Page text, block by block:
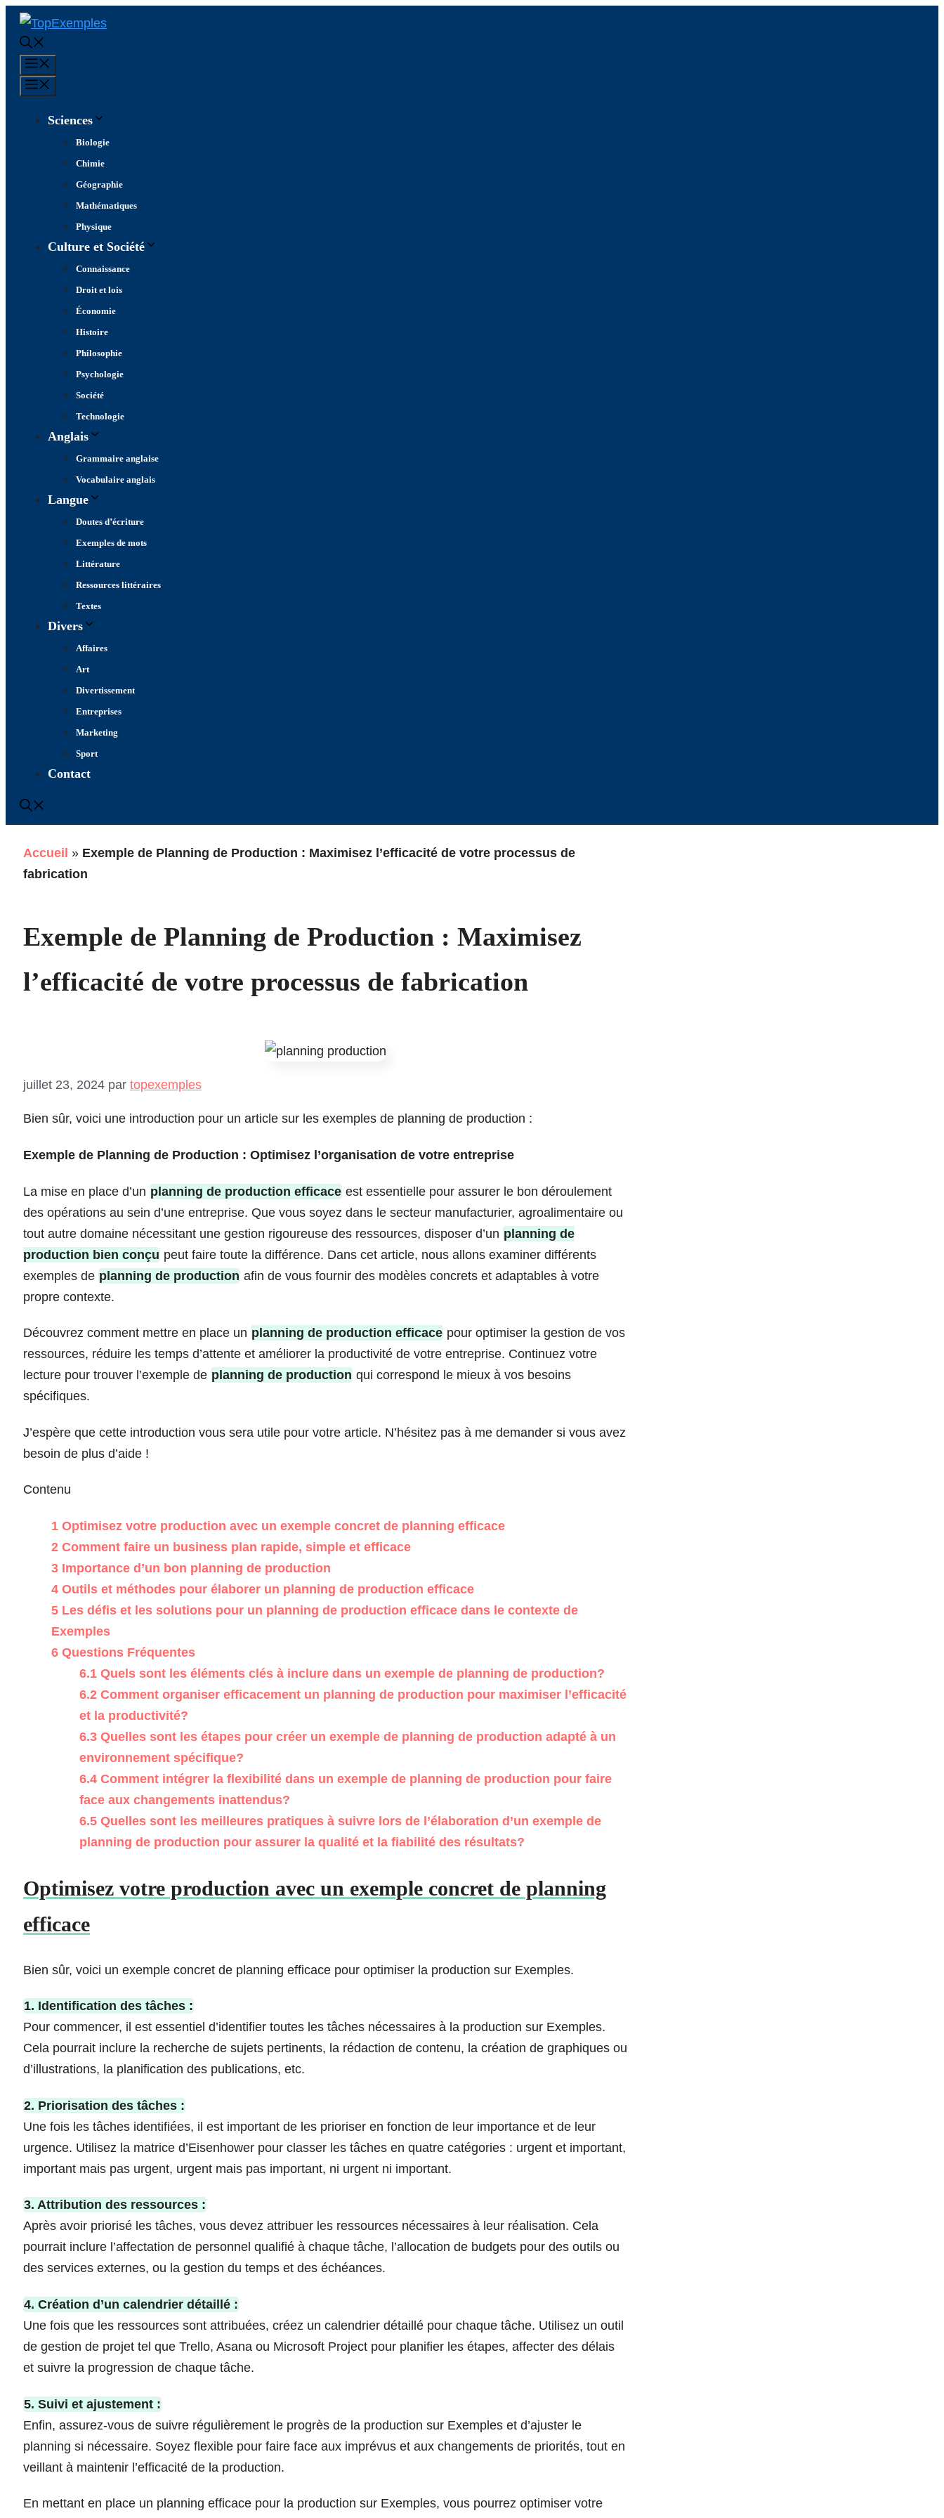
Aller
contenu
Sciences
Biologie
Chimie
Géographie
Mathématiques
Physique
Culture et Société
Connaissance
Droit et lois
Économie
Histoire
Philosophie
Psychologie
Société
Technologie
Anglais
Grammaire anglaise
Vocabulaire anglais
Langue
Doutes d’écriture
Exemples de mots
Littérature
Ressources littéraires
Textes
Divers
Affaires
Art
Divertissement
Entreprises
Marketing
Sport
Contact
Accueil » Exemple de Planning de Production : Maximisez l’efficacité de votre processus de
fabrication
Exemple de Planning de Production : Maximisez
l’efficacité de votre processus de fabrication
juillet 23, 2024 par topexemples
Bien sûr, voici une introduction pour un article sur les exemples de planning de production :
Exemple de Planning de Production : Optimisez l’organisation de votre entreprise
La mise en place d’un planning de production efficace est essentielle pour assurer le bon déroulement
des opérations au sein d’une entreprise. Que vous soyez dans le secteur manufacturier, agroalimentaire ou
tout autre domaine nécessitant une gestion rigoureuse des ressources, disposer d’un planning de
production bien conçu peut faire toute la différence. Dans cet article, nous allons examiner différents
exemples de planning de production afin de vous fournir des modèles concrets et adaptables à votre
propre contexte.
Découvrez comment mettre en place un planning de production efficace pour optimiser la gestion de vos
ressources, réduire les temps d’attente et améliorer la productivité de votre entreprise. Continuez votre
lecture pour trouver l’exemple de planning de production qui correspond le mieux à vos besoins
spécifiques.
J’espère que cette introduction vous sera utile pour votre article. N’hésitez pas à me demander si vous avez
besoin de plus d’aide !
Contenu
1 Optimisez votre production avec un exemple concret de planning efficace
2 Comment faire un business plan rapide, simple et efficace
3 Importance d’un bon planning de production
4 Outils et méthodes pour élaborer un planning de production efficace
5 Les défis et les solutions pour un planning de production efficace dans le contexte de
Exemples
6 Questions Fréquentes
6.1 Quels sont les éléments clés à inclure dans un exemple de planning de production?
6.2 Comment organiser efficacement un planning de production pour maximiser l’efficacité
et la productivité?
6.3 Quelles sont les étapes pour créer un exemple de planning de production adapté à un
environnement spécifique?
6.4 Comment intégrer la flexibilité dans un exemple de planning de production pour faire
face aux changements inattendus?
6.5 Quelles sont les meilleures pratiques à suivre lors de l’élaboration d’un exemple de
planning de production pour assurer la qualité et la fiabilité des résultats?
Optimisez votre production avec un exemple concret de planning
efficace
Bien sûr, voici un exemple concret de planning efficace pour optimiser la production sur Exemples.
1. Identification des tâches :
Pour commencer, il est essentiel d’identifier toutes les tâches nécessaires à la production sur Exemples.
Cela pourrait inclure la recherche de sujets pertinents, la rédaction de contenu, la création de graphiques ou
d’illustrations, la planification des publications, etc.
2. Priorisation des tâches :
Une fois les tâches identifiées, il est important de les prioriser en fonction de leur importance et de leur
urgence. Utilisez la matrice d’Eisenhower pour classer les tâches en quatre catégories : urgent et important,
important mais pas urgent, urgent mais pas important, ni urgent ni important.
3. Attribution des ressources :
Après avoir priorisé les tâches, vous devez attribuer les ressources nécessaires à leur réalisation. Cela
pourrait inclure l’affectation de personnel qualifié à chaque tâche, l’allocation de budgets pour des outils ou
des services externes, ou la gestion du temps et des échéances.
4. Création d’un calendrier détaillé :
Une fois que les ressources sont attribuées, créez un calendrier détaillé pour chaque tâche. Utilisez un outil
de gestion de projet tel que Trello, Asana ou Microsoft Project pour planifier les étapes, affecter des délais
et suivre la progression de chaque tâche.
5. Suivi et ajustement :
Enfin, assurez-vous de suivre régulièrement le progrès de la production sur Exemples et d’ajuster le
planning si nécessaire. Soyez flexible pour faire face aux imprévus et aux changements de priorités, tout en
veillant à maintenir l’efficacité de la production.
En mettant en place un planning efficace pour la production sur Exemples, vous pourrez optimiser votre